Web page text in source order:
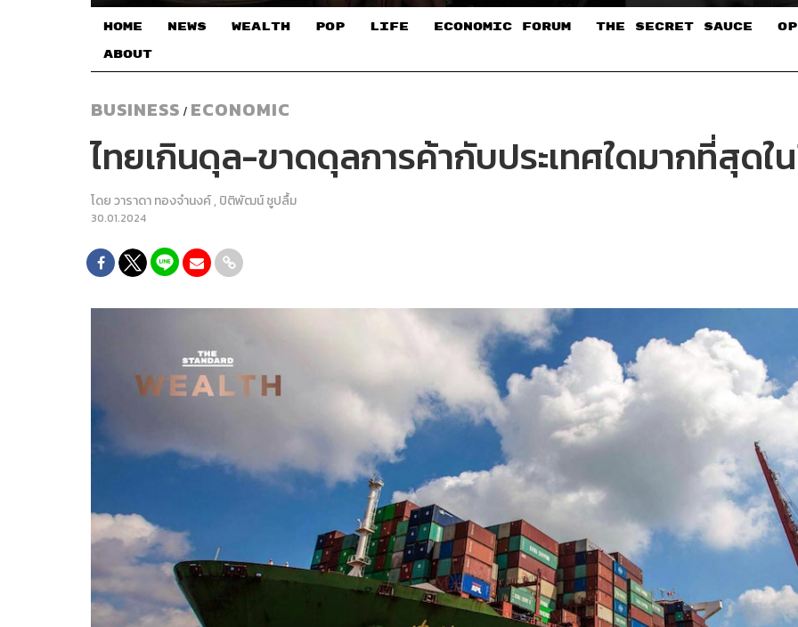
HOME NEWS WEALTH POP LIFE ECONOMIC FORUM THE SECRET SAUCE​
ABOUT
BUSINESS / ECONOMIC
ไทยเกินดุล-ขาดดุลการค้ากับประเทศใดมากที่สุดใ
โดยวาราดา ทองจำนงค์, ปิติพัฒน์ ชูปลื้ม
30.01.2024